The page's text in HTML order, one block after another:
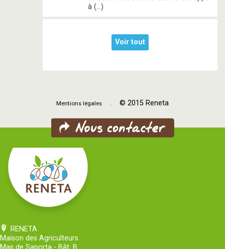
à (…)
Voir tout
Mentions légales . © 2015 Reneta
RENETA
Maison des Agriculteurs